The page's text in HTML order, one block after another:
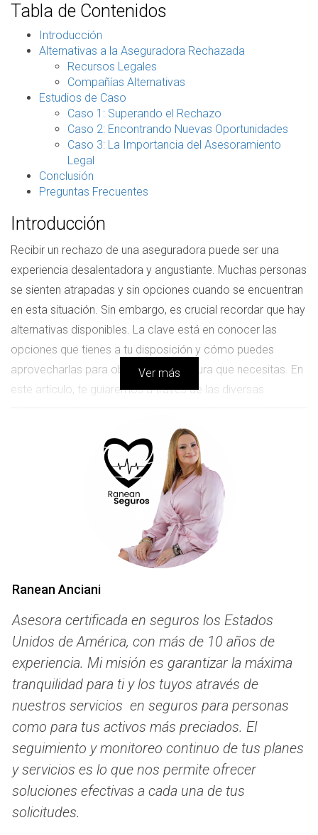
Tabla de Contenidos
Introducción
Alternativas a la Aseguradora Rechazada
Recursos Legales
Compañías Alternativas
Estudios de Caso
Caso 1: Superando el Rechazo
Caso 2: Encontrando Nuevas Oportunidades
Caso 3: La Importancia del Asesoramiento
Legal
Conclusión
Preguntas Frecuentes
Introducción
Recibir un rechazo de una aseguradora puede ser una
experiencia desalentadora y angustiante. Muchas personas
se sienten atrapadas y sin opciones cuando se encuentran
en esta situación. Sin embargo, es crucial recordar que hay
alternativas disponibles. La clave está en conocer las
opciones que tienes a tu disposición y cómo puedes
aprovecharlas para obtener la cobertura que necesitas. En
este artículo, te guiaremos a través de las diversas
una aseguradora y garantizar tu bienestar financiero y
Alternativas a la Aseguradora
Cuando te enfrentas al rechazo de una aseguradora, es
Muchas veces, las aseguradoras no cumplen con las
regulaciones o criterios establecidos, lo que podría
permitirte impugnar su decisión. Aquí hay algunas acciones
que podrías considerar:
Consultar con un abogado especializado en seguros
para entender tus derechos.
Revisar la política de la aseguradora para identificar
cualquier posible error en su evaluación.
Presentar una queja formal ante el departamento de
seguros de tu estado.
Considerar la mediación o el arbitraje como métodos
alternativos para resolver disputas.
Ver más
Ranean Anciani
Asesora certificada en seguros los Estados
Unidos de América, con más de 10 años de
experiencia. Mi misión es garantizar la máxima
tranquilidad para ti y los tuyos através de
nuestros servicios en seguros para personas
como para tus activos más preciados. El
seguimiento y monitoreo continuo de tus planes
y servicios es lo que nos permite ofrecer
soluciones efectivas a cada una de tus
solicitudes.